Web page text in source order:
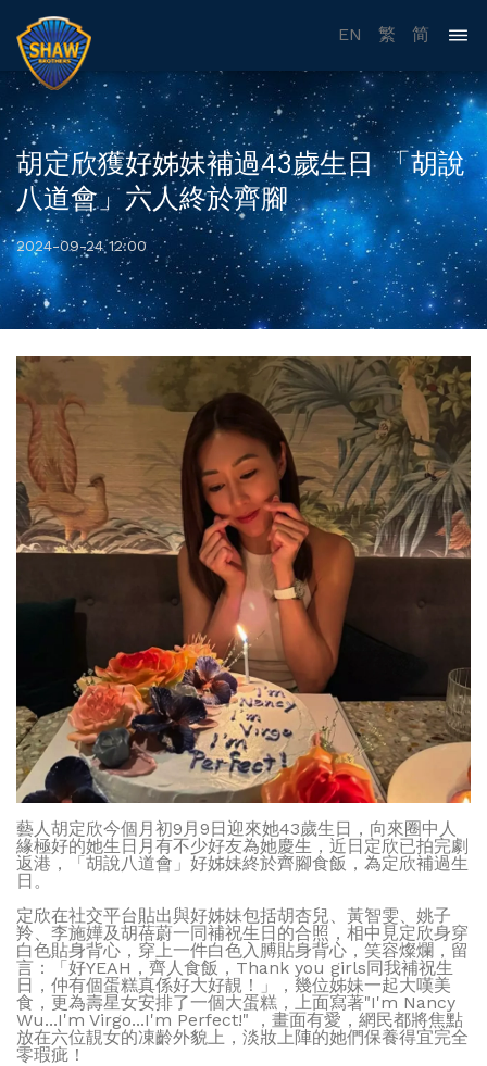
EN 繁 简
胡定欣獲好姊妹補過43歲生日 「胡說
八道會」六人終於齊腳
2024-09-24 12:00
藝人胡定欣今個月初9月9日迎來她43歲生日，向來圈中人
緣極好的她生日月有不少好友為她慶生，近日定欣已拍完劇
返港，「胡說八道會」好姊妹終於齊腳食飯，為定欣補過生
日。
定欣在社交平台貼出與好姊妹包括胡杏兒、黃智雯、姚子
羚、李施嬅及胡蓓蔚一同補祝生日的合照，相中見定欣身穿
白色貼身背心，穿上一件白色入膊貼身背心，笑容燦爛，留
言：「好YEAH，齊人食飯，Thank you girls同我補祝生
日，仲有個蛋糕真係好大好靚！」，幾位姊妹一起大嘆美
食，更為壽星女安排了一個大蛋糕，上面寫著"I'm Nancy
Wu...I'm Virgo...I'm Perfect!" ，畫面有愛，網民都將焦點
放在六位靚女的凍齡外貌上，淡妝上陣的她們保養得宜完全
零瑕疵！